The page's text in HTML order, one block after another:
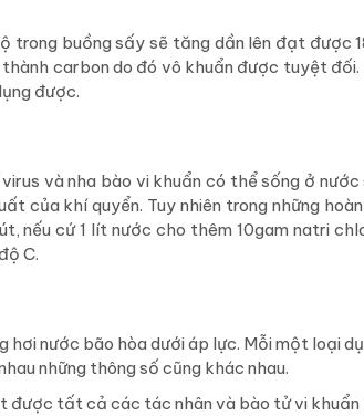
trong buồng sấy sẽ tăng dần lên đạt được
carbon do đó vô khuẩn được tuyệt đối.
được.
và nha bào vi khuẩn có thể sống ở nước
của khí quyển. Tuy nhiên trong những
nếu cứ 1 lít nước cho thêm 10gam natri
C.
nước bão hòa dưới áp lực. Mỗi một loại
những thông số cũng khác nhau.
tất cả các tác nhân và bào tử vi khuẩn